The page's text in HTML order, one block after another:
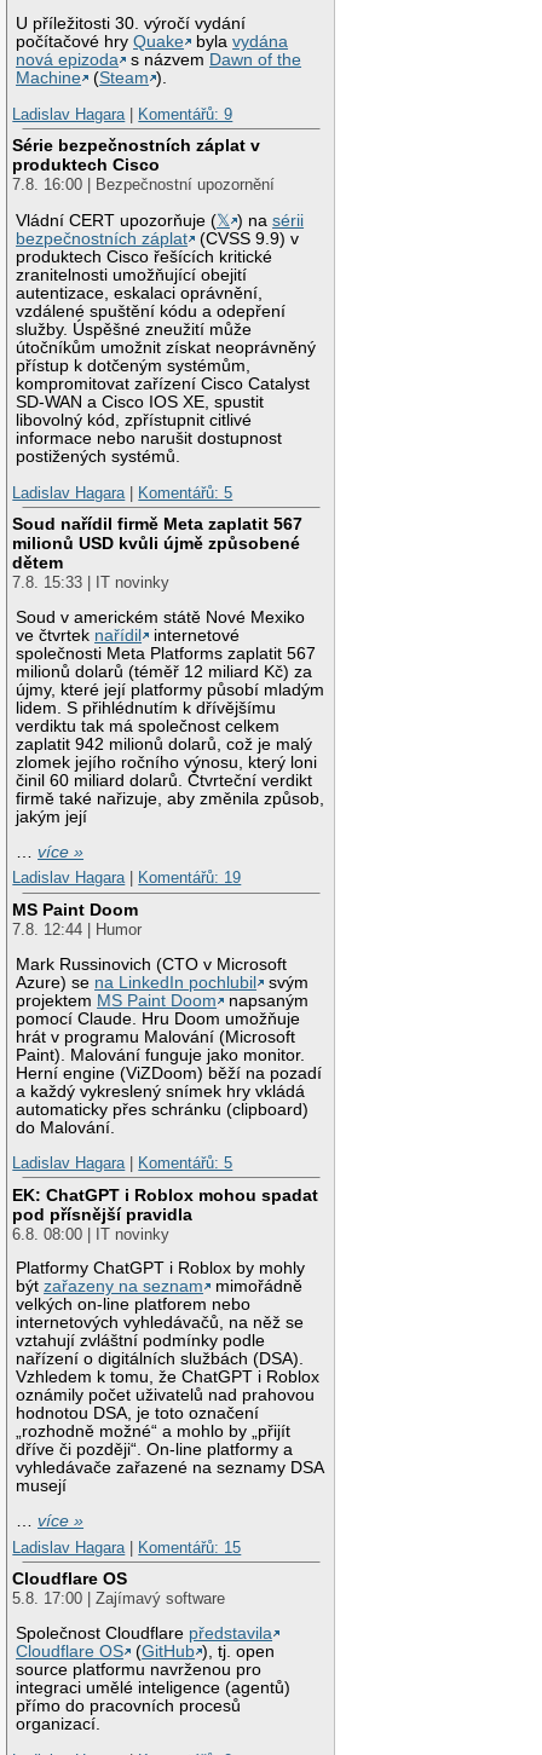
U příležitosti 30. výročí vydání
počítačové hryQuake bylavydána
nová epizoda
s názvem Dawn of the
Machine
(Steam ).
Ladislav Hagara
Komentářů: 9
Série bezpečnostních záplat v
produktech Cisco
7.8. 16:00 | Bezpečnostní upozornění
Vládní CERT upozorňuje (𝕏 ) nasérii
bezpečnostních záplat
(CVSS 9.9) v
produktech Cisco řešících kritické
zranitelnosti umožňující obejití
autentizace, eskalaci oprávnění,
vzdálené spuštění kódu a odepření
služby. Úspěšné zneužití může
útočníkům umožnit získat neoprávněný
přístup k dotčeným systémům,
kompromitovat zařízení Cisco Catalyst
SD-WAN a Cisco IOS XE, spustit
libovolný kód, zpřístupnit citlivé
informace nebo narušit dostupnost
postižených systémů.
Ladislav Hagara
Komentářů: 5
Soud nařídil firmě Meta zaplatit 567
milionů USD kvůli újmě způsobené
dětem
7.8. 15:33 | IT novinky
Soud v americkém státě Nové Mexiko
ve čtvrtek nařídil
internetové
společnosti Meta Platforms zaplatit 567
milionů dolarů (téměř 12 miliard Kč) za
újmy, které její platformy působí mladým
lidem. S přihlédnutím k dřívějšímu
verdiktu tak má společnost celkem
zaplatit 942 milionů dolarů, což je malý
zlomek jejího ročního výnosu, který loni
činil 60 miliard dolarů. Čtvrteční verdikt
firmě také nařizuje, aby změnila způsob,
jakým její
…více »
Ladislav Hagara| Komentářů: 19
MS Paint Doom
7.8. 12:44 | Humor
Mark Russinovich (CTO v Microsoft
Azure) se na LinkedIn pochlubil
svým
projektem MS Paint Doom
napsaným
pomocí Claude. Hru Doom umožňuje
hrát v programu Malování (Microsoft
Paint). Malování funguje jako monitor.
Herní engine (ViZDoom) běží na pozadí
a každý vykreslený snímek hry vkládá
automaticky přes schránku (clipboard)
do Malování.
Ladislav Hagara| Komentářů: 5
EK: ChatGPT i Roblox mohou spadat
pod přísnější pravidla
6.8. 08:00 | IT novinky
Platformy ChatGPT i Roblox by mohly
býtzařazeny na seznam
mimořádně
velkých on-line platforem nebo
internetových vyhledávačů, na něž se
vztahují zvláštní podmínky podle
nařízení o digitálních službách (DSA).
Vzhledem k tomu, že ChatGPT i Roblox
oznámily počet uživatelů nad prahovou
hodnotou DSA, je toto označení
„rozhodně možné“ a mohlo by „přijít
dříve či později“. On-line platformy a
vyhledávače zařazené na seznamy DSA
musejí
…více »
Ladislav Hagara | Komentářů: 15
Cloudflare OS
5.8. 17:00 | Zajímavý software
Společnost Cloudflare představila
Cloudflare OS
(GitHub ), tj. open
source platformu navrženou pro
integraci umělé inteligence (agentů)
přímo do pracovních procesů
organizací.